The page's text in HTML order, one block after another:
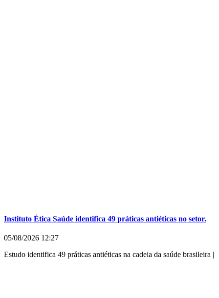
Instituto Ética Saúde identifica 49 práticas antiéticas no setor.
05/08/2026 12:27
Estudo identifica 49 práticas antiéticas na cadeia da saúde brasileira |